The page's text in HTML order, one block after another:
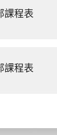
課程表
課程表